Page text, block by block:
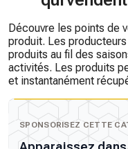
Découvre les points de
produit. Les
produits au fil des
activités. Les produits
et instantanément
SPONSORISEZ CETTE